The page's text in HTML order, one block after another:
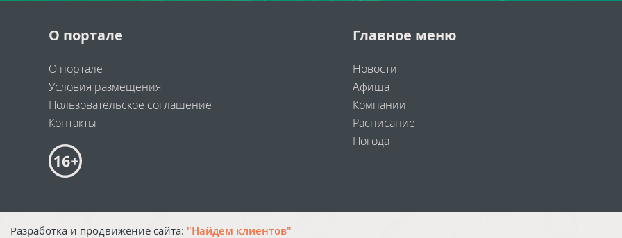
О портале
О портале
Условия размещения
Пользовательское соглашение
Контакты
Главное меню
Новости
Афиша
Компании
Расписание
Погода
Разработка и продвижение сайта: "Найдем клиентов"